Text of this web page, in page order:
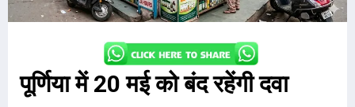
पूर्णिया में 20 मई को बंद रहेंगी दवा